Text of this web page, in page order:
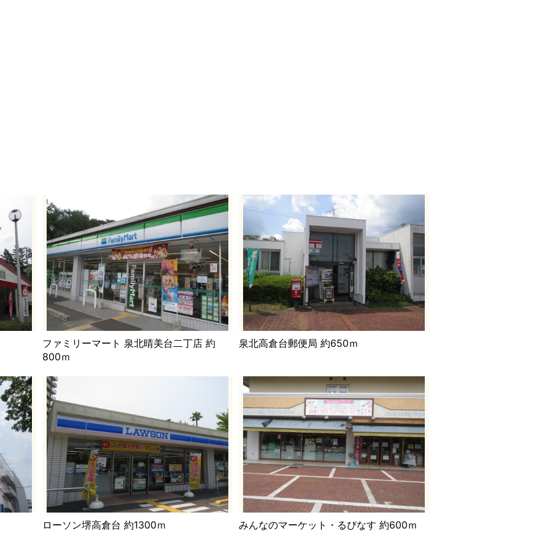
ファミリーマート 泉北晴美台二丁店 約
800ｍ
泉北高倉台郵便局 約650ｍ
ローソン堺高倉台 約1300ｍ みんなのマーケット・るぴなす 約600ｍ